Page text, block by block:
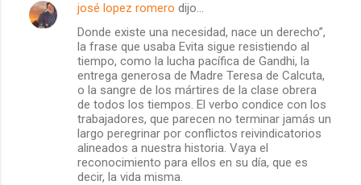
C
josé lopez romero dijo…
Donde existe una necesidad, nace un derecho”,
la frase que usaba Evita sigue resistiendo al
tiempo, como la lucha pacífica de Gandhi, la
entrega generosa de Madre Teresa de Calcuta,
o la sangre de los mártires de la clase obrera
de todos los tiempos. El verbo condice con los
trabajadores, que parecen no terminar jamás un
largo peregrinar por conflictos reivindicatorios
alineados a nuestra historia. Vaya el
reconocimiento para ellos en su día, que es
decir, la vida misma.